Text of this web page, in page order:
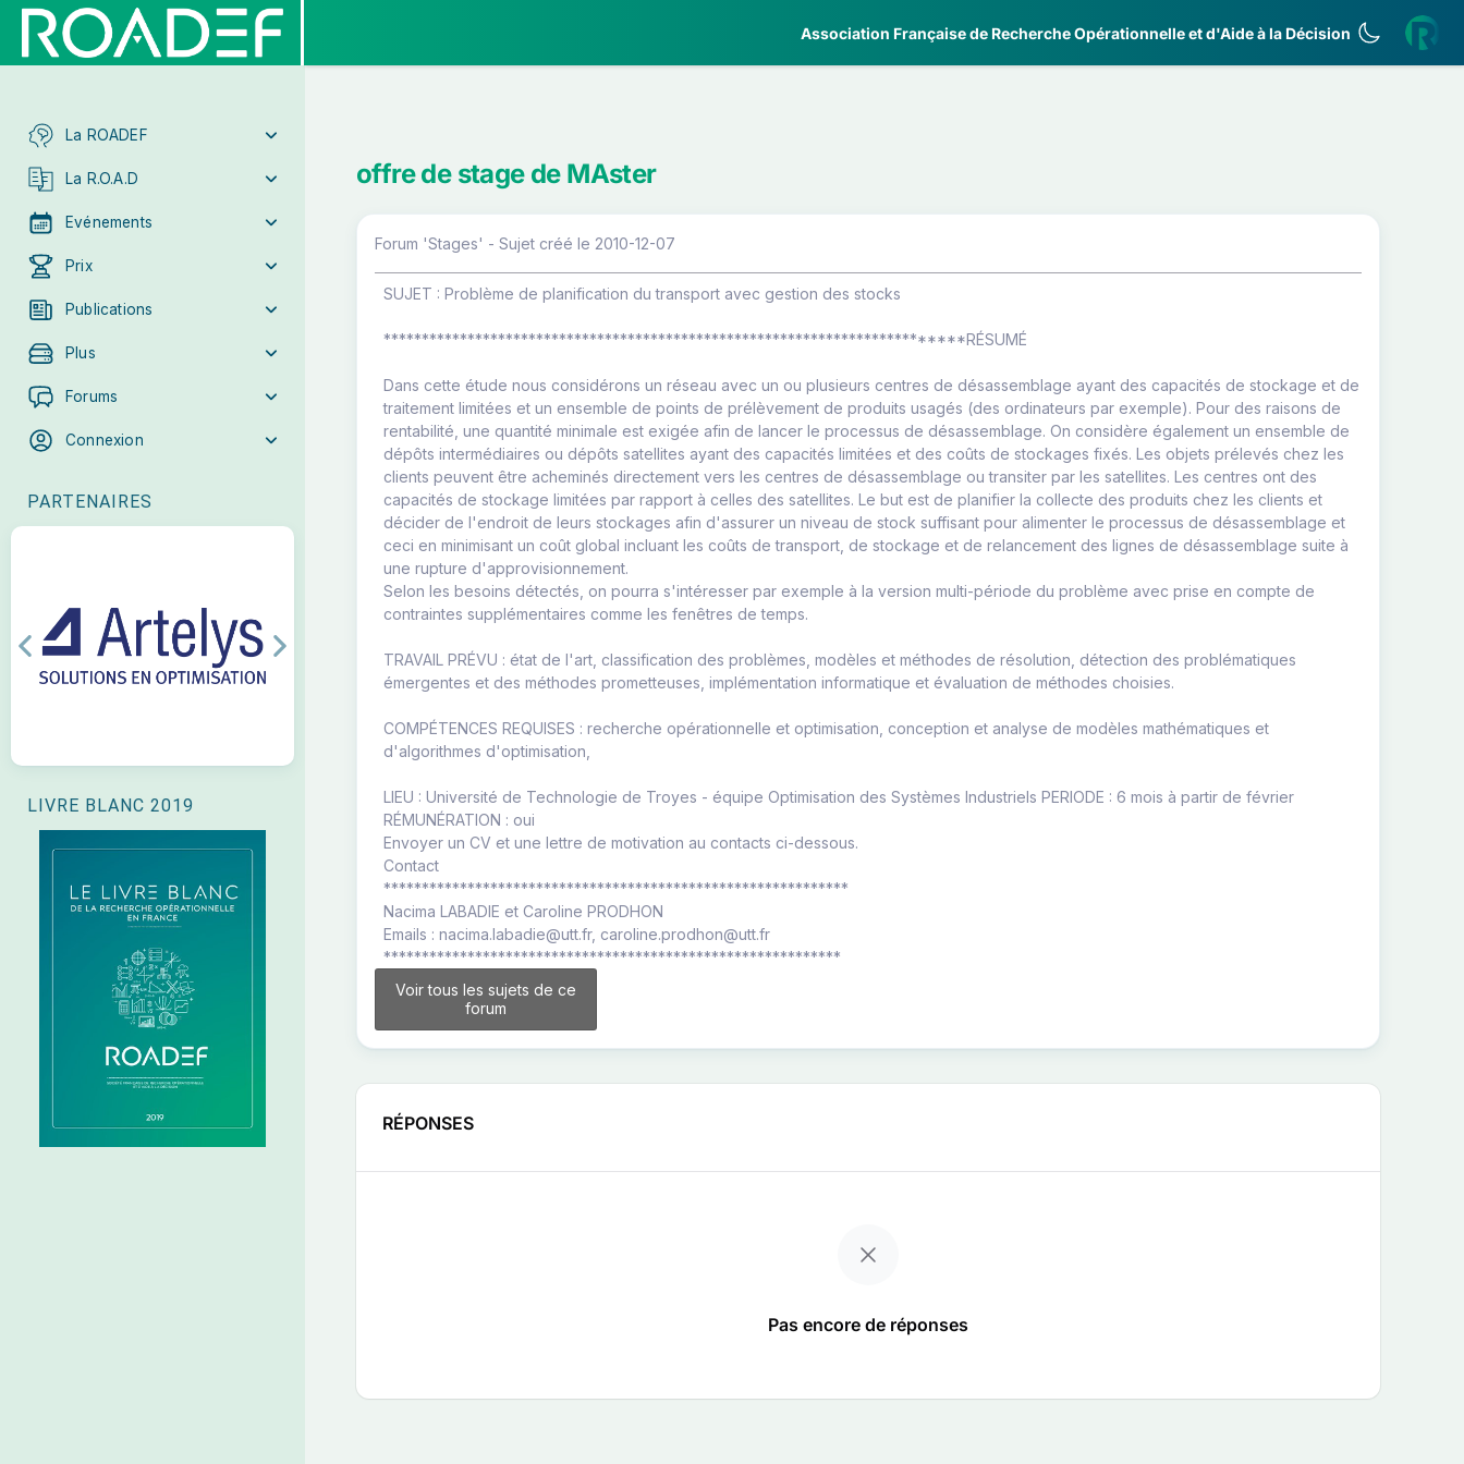
La ROADEF
La R.O.A.D
Evénements
Prix
Publications
Plus
Forums
Connexion
PARTENAIRES
Previous Next
LIVRE BLANC 2019
Association Française de Recherche Opérationnelle et d'Aide à la Décision
offre de stage de MAster
Forum 'Stages' - Sujet créé le 2010-12-07
SUJET : Problème de planification du transport avec gestion des stocks
***************************************************************************RÉSUMÉ
Dans cette étude nous considérons un réseau avec un ou plusieurs centres de désassemblage ayant des capacités de stockage et de
traitement limitées et un ensemble de points de prélèvement de produits usagés (des ordinateurs par exemple). Pour des raisons de
rentabilité, une quantité minimale est exigée afin de lancer le processus de désassemblage. On considère également un ensemble de
dépôts intermédiaires ou dépôts satellites ayant des capacités limitées et des coûts de stockages fixés. Les objets prélevés chez les
clients peuvent être acheminés directement vers les centres de désassemblage ou transiter par les satellites. Les centres ont des
capacités de stockage limitées par rapport à celles des satellites. Le but est de planifier la collecte des produits chez les clients et
décider de l'endroit de leurs stockages afin d'assurer un niveau de stock suffisant pour alimenter le processus de désassemblage et
ceci en minimisant un coût global incluant les coûts de transport, de stockage et de relancement des lignes de désassemblage suite à
une rupture d'approvisionnement.
Selon les besoins détectés, on pourra s'intéresser par exemple à la version multi-période du problème avec prise en compte de
contraintes supplémentaires comme les fenêtres de temps.
TRAVAIL PRÉVU : état de l'art, classification des problèmes, modèles et méthodes de résolution, détection des problématiques
émergentes et des méthodes prometteuses, implémentation informatique et évaluation de méthodes choisies.
COMPÉTENCES REQUISES : recherche opérationnelle et optimisation, conception et analyse de modèles mathématiques et
d'algorithmes d'optimisation,
LIEU : Université de Technologie de Troyes - équipe Optimisation des Systèmes Industriels PERIODE : 6 mois à partir de février
RÉMUNÉRATION : oui
Envoyer un CV et une lettre de motivation au contacts ci-dessous.
Contact
*************************************************************
Nacima LABADIE et Caroline PRODHON
Emails : nacima.labadie@utt.fr, caroline.prodhon@utt.fr
************************************************************
Voir tous les sujets de ce
forum
RÉPONSES
Pas encore de réponses